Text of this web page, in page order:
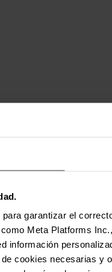
garantizar el
Meta Platforms
información
cookies necesarias